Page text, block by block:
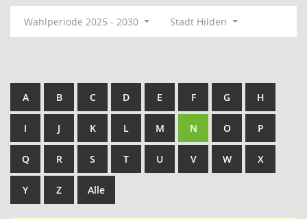
Wahlperiode 2025 - 2030 Stadt Hilden
A B C D E F G H
I J K L M N O P
Q R S T U V W X
Y Z Alle